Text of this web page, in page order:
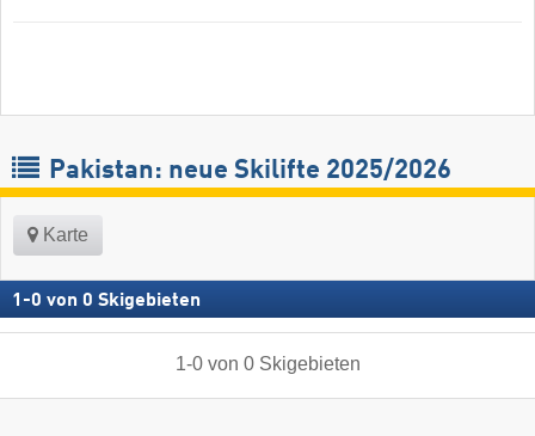
Pakistan: neue Skilifte 2025/2026
Karte
1 -0 von 0 Skigebieten
1-0von 0 Skigebieten